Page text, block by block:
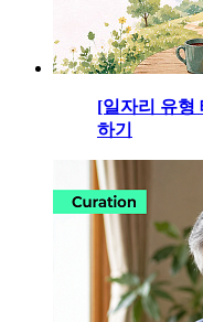
[일자리 유형
하기